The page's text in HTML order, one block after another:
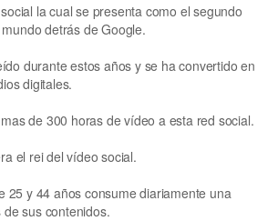
la cual se presenta como el segundo
detrás de Google.
durante estos años y se ha convertido en
digitales.
de 300 horas de vídeo a esta red social.
el rei del vídeo social.
25 y 44 años consume diariamente una
sus contenidos.